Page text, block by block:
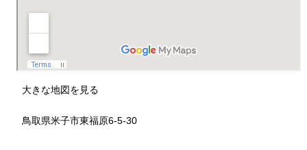
大きな地図を見る
鳥取県米子市東福原6-5-30